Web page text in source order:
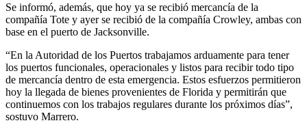
Se informó, además, que hoy ya se recibió mercancía de la
compañía Tote y ayer se recibió de la compañía Crowley, ambas con
base en el puerto de Jacksonville.
“En la Autoridad de los Puertos trabajamos arduamente para tener
los puertos funcionales, operacionales y listos para recibir todo tipo
de mercancía dentro de esta emergencia. Estos esfuerzos permitieron
hoy la llegada de bienes provenientes de Florida y permitirán que
continuemos con los trabajos regulares durante los próximos días”,
sostuvo Marrero.